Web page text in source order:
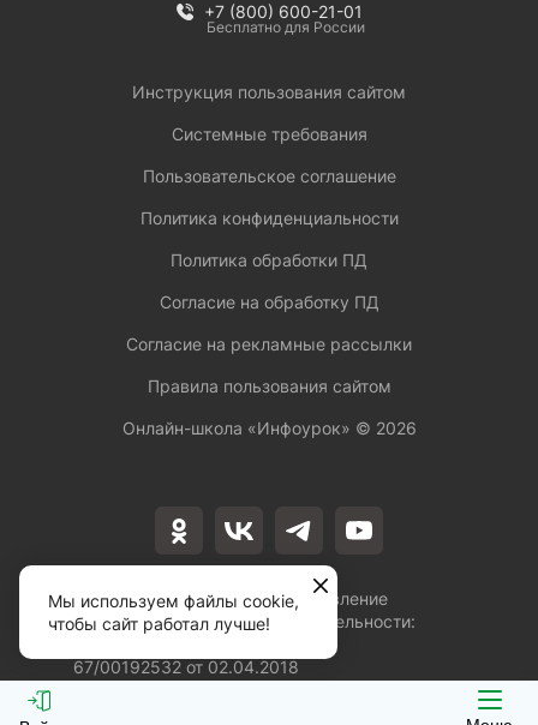
Лицензия на осуществление
образовательной деятельности:
67/00192532 от 02.04.2018
+7 (800) 600-21-01
Бесплатно для России
Инструкция пользования сайтом
Системные требования
Пользовательское соглашение
Политика конфиденциальности
Политика обработки ПД
Согласие на обработку ПД
Согласие на рекламные рассылки
Правила пользования сайтом
Онлайн-школа «Инфоурок» © 2026
Мы используем файлы cookie,
чтобы сайт работал лучше!